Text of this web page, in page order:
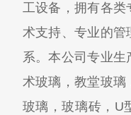
工设备，拥有各类
术支持、专业的管
系。本公司专业
术玻璃，教堂玻璃
玻璃，玻璃砖，U